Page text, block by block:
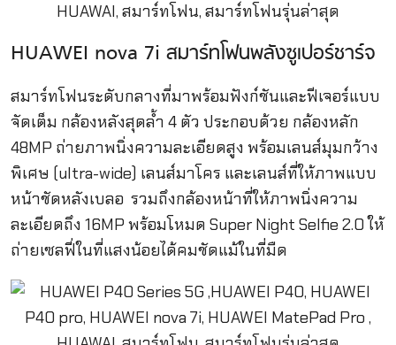
HUAWEI nova 7i สมาร์ทโฟนพลังซูเปอร์ชาร์จ
สมาร์ทโฟนระดับกลางที่มาพร้อมฟังก์ชันและฟีเจอร์แบบ
จัดเต็ม กล้องหลังสุดล้ำ 4 ตัว ประกอบด้วย กล้องหลัก
48MP ถ่ายภาพนิ่งความละเอียดสูง พร้อมเลนส์มุมกว้าง
พิเศษ (ultra-wide) เลนส์มาโคร และเลนส์ที่ให้ภาพแบบ
หน้าชัดหลังเบลอ รวมถึงกล้องหน้าที่ให้ภาพนิ่งความ
ละเอียดถึง 16MP พร้อมโหมด Super Night Selfie 2.0ให้
ถ่ายเซลฟี่ในที่แสงน้อยได้คมชัดแม้ในที่มืด